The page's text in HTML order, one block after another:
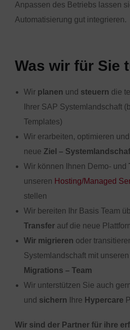
Anpassen des Betriebs lassen
Automatisierung gut integrieren.
Was wir für Sie
Wir planen und steuern die
Ihrer SAP Systemlandschaft
Templates)
Wir erarbeiten, optimieren und
neue Ziel –
Wir können Ihnen Demo- und
unseren Hosting/Managed
stellen
Wir bereiten Ihr Basis Team
Transfer auf die neue
Wir migrieren oder
Systemlandschaft mit unseren
Migrations – Team
Wir unterstützen Sie auch
und sichern Ihre Hypercare
Wir sind der Partner für ihre